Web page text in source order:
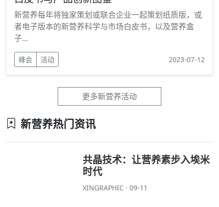
新营养每年将独家策划或联合企业一起策划纸质版，或
者电子版本的新营养科学与市场白皮书，以及营养盒
子...
峰会 活动 2023-07-12
更多新营养活动
新营养热门资讯
共晶技术：让营养素步入埃米
时代
XINGRAPHIC · 09-11